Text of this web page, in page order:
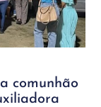
comunhão